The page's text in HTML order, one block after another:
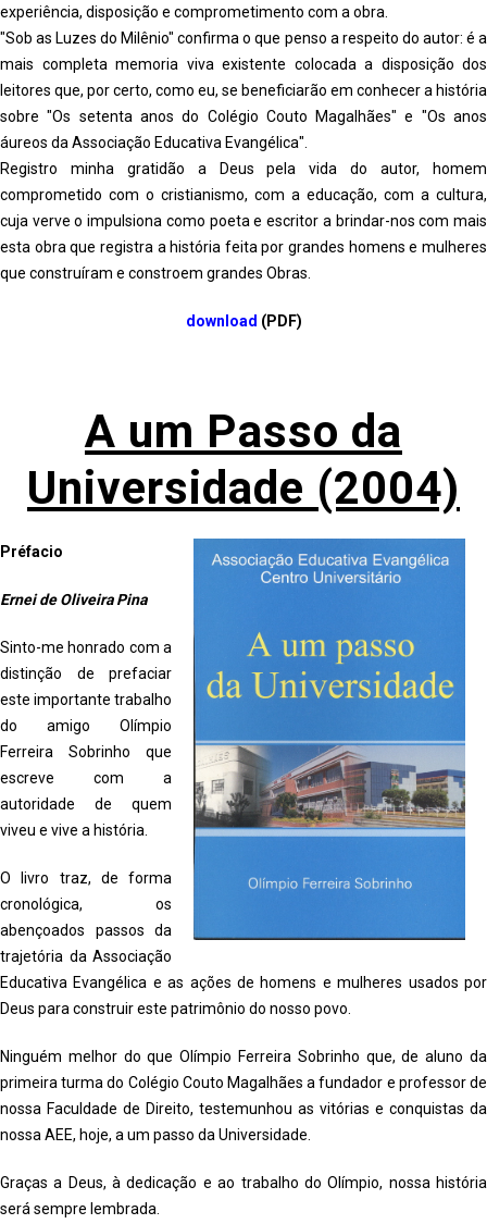
experiência, disposição e comprometimento com a obra.
"Sob as Luzes do Milênio" confirma o que penso a respeito do autor: é a
mais completa memoria viva existente colocada a disposição dos
leitores que, por certo, como eu, se beneficiarão em conhecer a história
sobre "Os setenta anos do Colégio Couto Magalhães" e "Os anos
áureos da Associação Educativa Evangélica".
Registro minha gratidão a Deus pela vida do autor, homem
comprometido com o cristianismo, com a educação, com a cultura,
cuja verve o impulsiona como poeta e escritor a brindar-nos com mais
esta obra que registra a história feita por grandes homens e mulheres
que construíram e constroem grandes Obras.
download (PDF)
A um Passo da
Universidade (2004)
Préfacio
Ernei de Oliveira Pina
Sinto-me honrado com a
distinção de prefaciar
este importante trabalho
do amigo Olímpio
Ferreira Sobrinho que
escreve com a
autoridade de quem
viveu e vive a história.
O livro traz, de forma
cronológica, os
abençoados passos da
trajetória da Associação
Educativa Evangélica e as ações de homens e mulheres usados por
Deus para construir este patrimônio do nosso povo.
Ninguém melhor do que Olímpio Ferreira Sobrinho que, de aluno da
primeira turma do Colégio Couto Magalhães a fundador e professor de
nossa Faculdade de Direito, testemunhou as vitórias e conquistas da
nossa AEE, hoje, a um passo da Universidade.
Graças a Deus, à dedicação e ao trabalho do Olímpio, nossa história
será sempre lembrada.